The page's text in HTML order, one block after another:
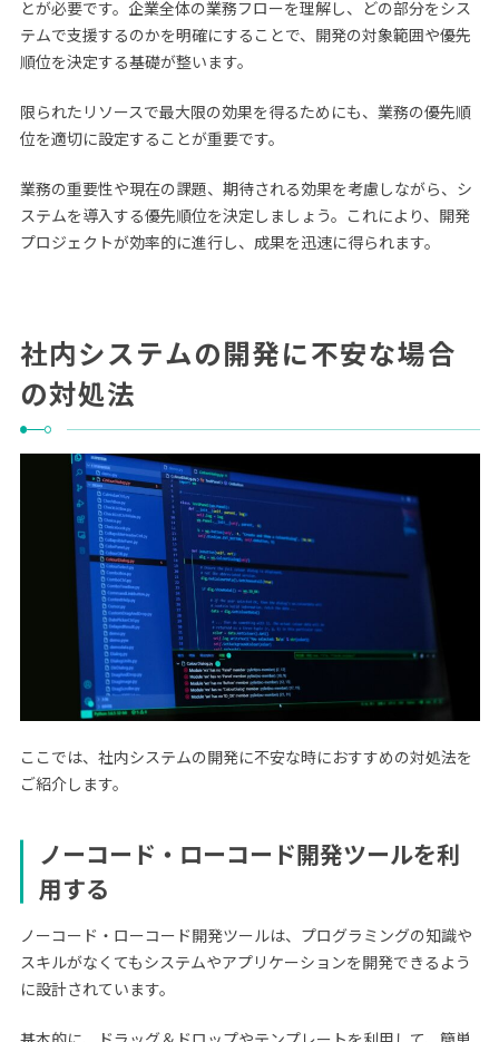
とが必要です。企業全体の業務フローを理解し、どの部分をシス
テムで支援するのかを明確にすることで、開発の対象範囲や優先
順位を決定する基礎が整います。
限られたリソースで最大限の効果を得るためにも、業務の優先順
位を適切に設定することが重要です。
業務の重要性や現在の課題、期待される効果を考慮しながら、シ
ステムを導入する優先順位を決定しましょう。これにより、開発
プロジェクトが効率的に進行し、成果を迅速に得られます。
社内システムの開発に不安な場合
の対処法
ここでは、社内システムの開発に不安な時におすすめの対処法を
ご紹介します。
ノーコード・ローコード開発ツールを利
用する
ノーコード・ローコード開発ツールは、プログラミングの知識や
スキルがなくてもシステムやアプリケーションを開発できるよう
に設計されています。